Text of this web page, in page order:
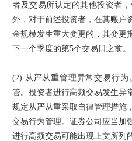
者及交易所认定的其他投资者
外，对于前述投资者，在其账户
金规模发生重大变更的，其变更
下一个季度的第5个交易日之前。
(2) 从严从重管理异常交易行
管。投资者进行高频交易发生异
规定从严从重采取自律管理措施
交易行为管理。证券公司应当加
进行高频交易可能出现上文所列